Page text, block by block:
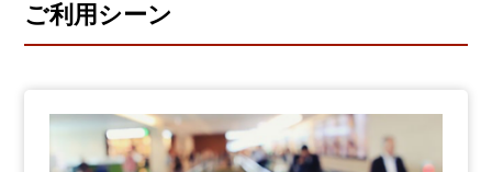
ご利用シーン